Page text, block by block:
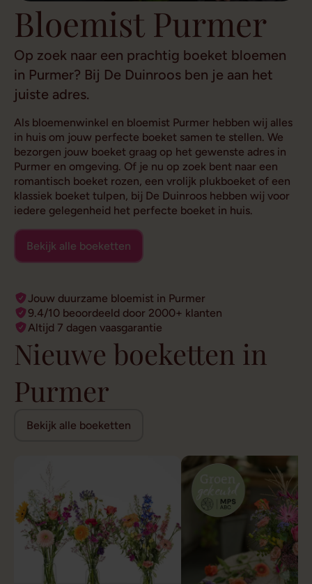
Bloemist Purmer
Op zoek naar een prachtig boeket bloemen
in Purmer? Bij De Duinroos ben je aan het
juiste adres.
Als bloemenwinkel en bloemist Purmer hebben wij alles
in huis om jouw perfecte boeket samen te stellen. We
bezorgen jouw boeket graag op het gewenste adres in
Purmer en omgeving. Of je nu op zoek bent naar een
romantisch boeket rozen, een vrolijk plukboeket of een
klassiek boeket tulpen, bij De Duinroos hebben wij voor
iedere gelegenheid het perfecte boeket in huis.
Bekijk alle boeketten
Jouw duurzame bloemist in Purmer
9.4/10 beoordeeld door 2000+ klanten
Altijd 7 dagen vaasgarantie
Nieuwe boeketten in
Purmer
Bekijk alle boeketten